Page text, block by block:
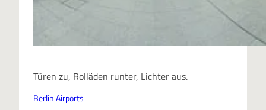
Türen zu, Rolläden runter, Lichter aus.
Berlin Airports